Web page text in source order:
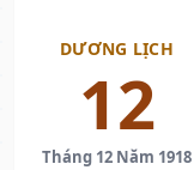
DƯƠNG LỊCH
12
Tháng 12 Năm 1918